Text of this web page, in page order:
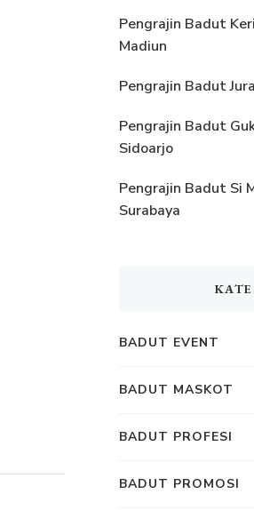
Pengrajin Badut
Madiun
Pengrajin Badut
Pengrajin Badut
Sidoarjo
Pengrajin Badut Si
Surabaya
BADUT EVENT
BADUT MASKOT
BADUT PROFESI
BADUT PROMOSI